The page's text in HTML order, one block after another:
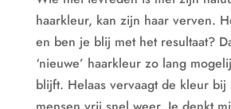
haarkleur, kan zijn haar verven.
en ben je blij met het resultaat?
‘nieuwe’ haarkleur zo lang
blijft. Helaas vervaagt de kleur bij